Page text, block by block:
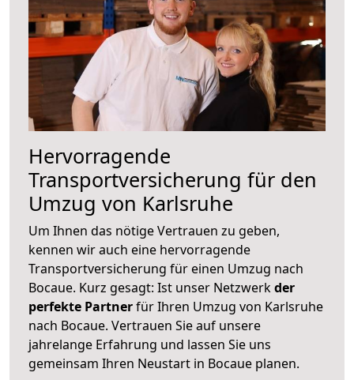
Hervorragende
Transportversicherung für den
Umzug von Karlsruhe
Um Ihnen das nötige Vertrauen zu geben,
kennen wir auch eine hervorragende
Transportversicherung für einen Umzug nach
Bocaue. Kurz gesagt: Ist unser Netzwerkder
perfekte Partnerfür Ihren Umzug von Karlsruhe
nach Bocaue. Vertrauen Sie auf unsere
jahrelange Erfahrung und lassen Sie uns
gemeinsam Ihren Neustart in Bocaue planen.